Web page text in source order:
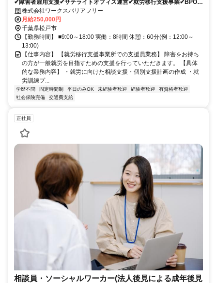
✔障害者雇用支援✔サテライトオフィス運営✔就労移行支援事業✔BPO支
援事業
株式会社ワークスバリアフリー
月給250,000円
千葉県松戸市
【勤務時間】 ■9:00～18:00 実働：8時間 休憩：60分(例：12:00～
13:00)
【仕事内容】 【就労移行支援事業所での支援員業務】 障害をお持ち
の方が一般就労を目指すための支援を行っていただきます。 【具体
的な業務内容】 ・就労に向けた相談支援・個別支援計画の作成 ・就
労訓練プ...
学歴不問 固定時間制 平日のみOK 未経験者歓迎 経験者歓迎
有資格者歓迎
社会保険完備
交通費支給
正社員
相談員・ソーシャルワーカー(法人後見による成年後見